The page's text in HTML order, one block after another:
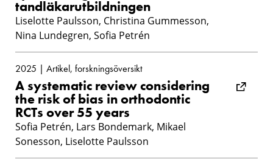
tandläkarutbildningen
Liselotte Paulsson, Christina Gummesson,
Nina Lundegren, Sofia Petrén
2025 | Artikel, forskningsöversikt
A systematic review considering
the risk of bias in orthodontic
RCTs over 55 years
Sofia Petrén, Lars Bondemark, Mikael
Sonesson, Liselotte Paulsson